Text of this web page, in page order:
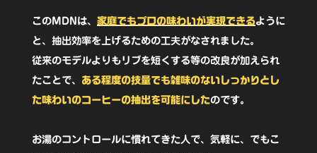
このMDNは、 家庭でもプロの味わいが実現できるように
と、抽出効率を上げるための工夫がなされました。
従来のモデルよりもリブを短くする等の改良が加えられ
たことで、 ある程度の技量でも雑味のないしっかりとし
た味わいのコーヒーの抽出を可能にしたのです。
お湯のコントロールに慣れてきた人で、気軽に、でもこ